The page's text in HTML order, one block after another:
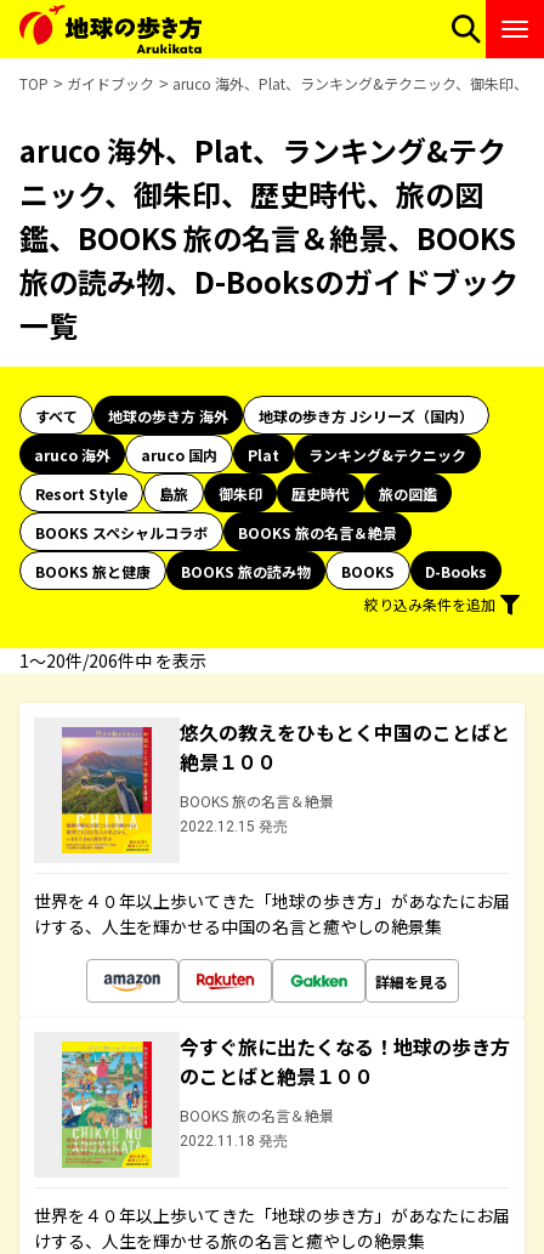
TOP ガイドブック aruco 海外、Plat、ランキング&テクニック、御朱印、
aruco 海外、Plat、ランキング&テク
ニック、御朱印、歴史時代、旅の図
鑑、BOOKS 旅の名言＆絶景、BOOKS
旅の読み物、D-Booksのガイドブック
一覧
すべて 地球の歩き方 海外
地球の歩き方 Jシリーズ（国内）
aruco 海外
aruco 国内 Plat
ランキング&テクニック
Resort Style
島旅 御朱印 歴史時代
旅の図鑑
BOOKS スペシャルコラボ
BOOKS 旅の名言＆絶景
BOOKS 旅と健康
BOOKS 旅の読み物 BOOKS
D-Books
絞り込み条件を追加
1〜20件/206件中 を表示
悠久の教えをひもとく中国のことばと
絶景１００
BOOKS 旅の名言＆絶景
2022.12.15 発売
世界を４０年以上歩いてきた「地球の歩き方」があなたにお届
けする、人生を輝かせる中国の名言と癒やしの絶景集
詳細を見る
今すぐ旅に出たくなる！地球の歩き方
のことばと絶景１００
BOOKS 旅の名言＆絶景
2022.11.18 発売
世界を４０年以上歩いてきた「地球の歩き方」があなたにお届
けする、人生を輝かせる旅の名言と癒やしの絶景集